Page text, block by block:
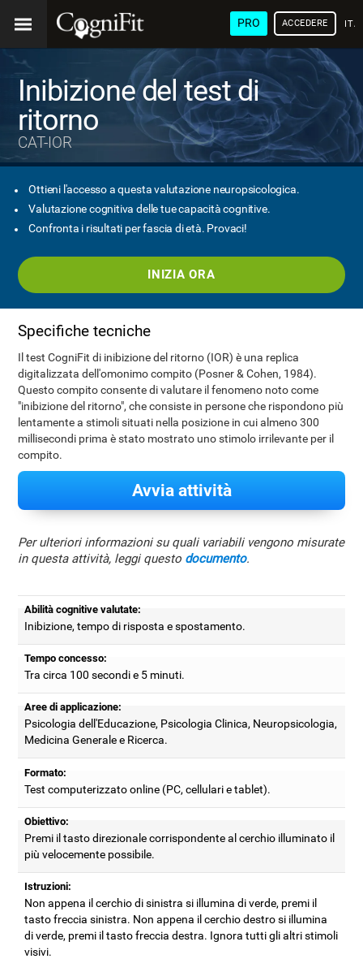
PRO ACCEDERE
Inibizione del test di
ritorno
CAT-IOR
Ottieni l'accesso a questa valutazione neuropsicologica.
Valutazione cognitiva delle tue capacità cognitive.
Confronta i risultati per fascia di età. Provaci!
INIZIA ORA
Specifiche tecniche
Il test CogniFit di inibizione del ritorno (IOR) è una replica
digitalizzata dell'omonimo compito (Posner & Cohen, 1984).
Questo compito consente di valutare il fenomeno noto come
"inibizione del ritorno", che consiste in persone che rispondono più
lentamente a stimoli situati nella posizione in cui almeno 300
millisecondi prima è stato mostrato uno stimolo irrilevante per il
compito.
Avvia attività
Per ulteriori informazioni su quali variabili vengono misurate
in questa attività, leggi questo documento.
Abilità cognitive valutate:
Inibizione, tempo di risposta e spostamento.
Tempo concesso:
Tra circa 100 secondi e 5 minuti.
Aree di applicazione:
Psicologia dell'Educazione, Psicologia Clinica, Neuropsicologia,
Medicina Generale e Ricerca.
Formato:
Test computerizzato online (PC, cellulari e tablet).
Obiettivo:
Premi il tasto direzionale corrispondente al cerchio illuminato il
più velocemente possibile.
Istruzioni:
Non appena il cerchio di sinistra si illumina di verde, premi il
tasto freccia sinistra. Non appena il cerchio destro si illumina
di verde, premi il tasto freccia destra. Ignora tutti gli altri stimoli
visivi.